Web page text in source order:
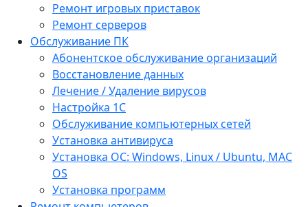
Ремонт игровых приставок
Ремонт серверов
Обслуживание ПК
Абонентское обслуживание организаций
Восстановление данных
Лечение / Удаление вирусов
Настройка 1С
Обслуживание компьютерных сетей
Установка антивируса
Установка ОС: Windows, Linux / Ubuntu, МАС
OS
Установка программ